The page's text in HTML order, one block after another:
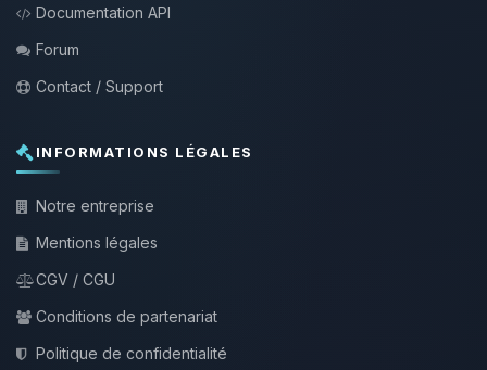
Documentation API
Forum
Contact / Support
INFORMATIONS LÉGALES
Notre entreprise
Mentions légales
CGV / CGU
Conditions de partenariat
Politique de confidentialité